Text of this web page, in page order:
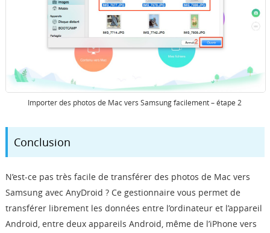
Importer des photos de Mac vers Samsung facilement – étape 2
Conclusion
N’est-ce pas très facile de transférer des photos de Mac vers
Samsung avec AnyDroid ? Ce gestionnaire vous permet de
transférer librement les données entre l’ordinateur et l’appareil
Android, entre deux appareils Android, même de l’iPhone vers